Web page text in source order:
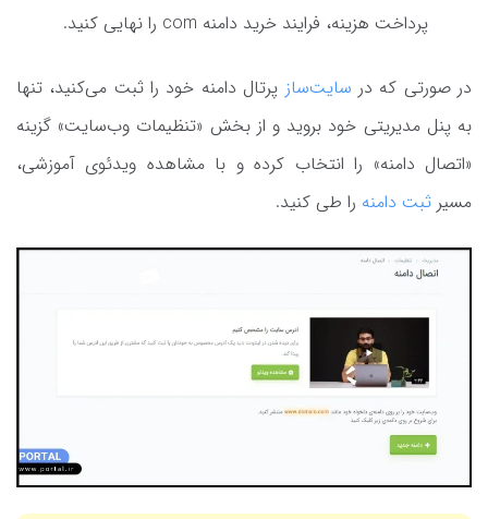
پرداخت هزینه، فرایند خرید دامنه com را نهایی کنید.
در صورتی که در سایت‌ساز پرتال دامنه خود را ثبت می‌کنید، تنها
به پنل مدیریتی خود بروید و از بخش «تنظیمات وب‌سایت» گزینه
«اتصال دامنه» را انتخاب کرده و با مشاهده ویدئوی آموزشی،
مسیر ثبت دامنه را طی کنید.